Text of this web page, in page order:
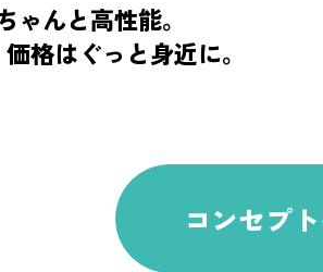
ゃんと高性能。
格はぐっと身近に。
コンセプ